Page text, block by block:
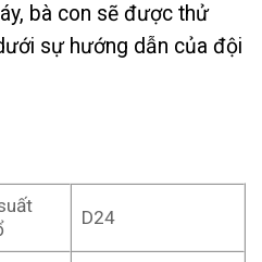
bà con sẽ được thử
sự hướng dẫn của đội
D24